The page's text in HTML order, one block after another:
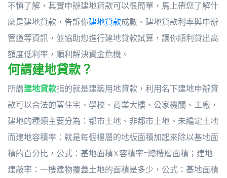
不慎了解，其實申辦建地貸款可以很簡單，馬上帶您了解什
麼是建地貸款，告訴你建地貸款成數、建地貸款利率與申辦
管道等資訊，並協助您進行建地貸款試算，讓你順利貸出高
額度低利率，順利解決資金危機。
何謂建地貸款？
所謂建地貸款指的就是建築用地貸款，利用名下建地申辦貸
款可以合法的蓋住宅、學校、商業大樓、公家機關、工廠，
建地的種類主要分為：都市土地、非都市土地、未編定土地
而建地容積率：就是每個樓層的地板面積加起來除以基地面
積的百分比，公式：基地面積X容積率=總樓層面積；建地
建蔽率：一樓建物覆蓋土地的面積是多少，公式：基地面積